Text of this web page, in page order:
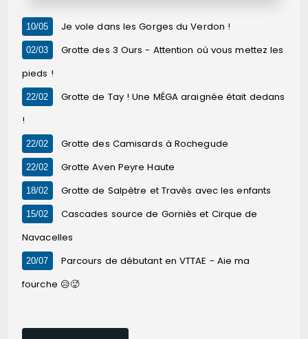
10/05 Je vole dans les Gorges du Verdon !
02/03
Grotte des 3 Ours - Attention où vous mettez les
pieds !
22/02
Grotte de Tay ! Une MÉGA araignée était dedans
!
22/02 Grotte des Camisards à Rochegude
22/02 Grotte Aven Peyre Haute
18/02 Grotte de Salpètre et Travès avec les enfants
15/02
Cascades source de Gorniès et Cirque de
Navacelles
20/07
Parcours de débutant en VTTAE - Aie ma
fourche 😥🥵